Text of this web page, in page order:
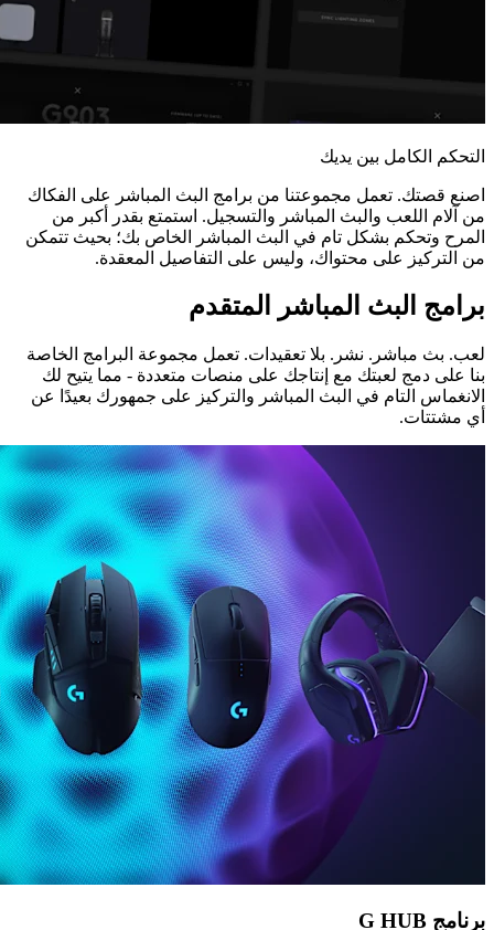
التحكم الكامل بين يديك
اصنع قصتك. تعمل مجموعتنا من برامج البث المباشر على الفكاك
من آلام اللعب والبث المباشر والتسجيل. استمتع بقدر أكبر من
المرح وتحكم بشكل تام في البث المباشر الخاص بك؛ بحيث تتمكن
من التركيز على محتواك، وليس على التفاصيل المعقدة.
برامج البث المباشر المتقدم
لعب. بث مباشر. نشر. بلا تعقيدات. تعمل مجموعة البرامج الخاصة
بنا على دمج لعبتك مع إنتاجك على منصات متعددة - مما يتيح لك
الانغماس التام في البث المباشر والتركيز على جمهورك بعيدًا عن
أي مشتتات.
برنامج ‏G HUB‏